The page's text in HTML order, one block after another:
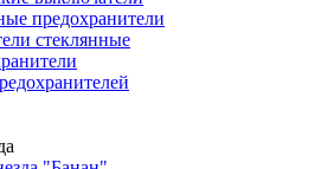
предохранители
стеклянные